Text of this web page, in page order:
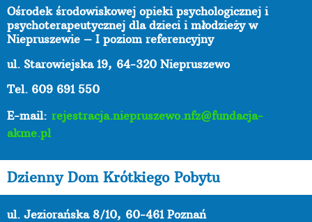
Ośrodek środowiskowej opieki psychologicznej i
psychoterapeutycznej dla dzieci i młodzieży w
Niepruszewie – I poziom referencyjny
ul. Starowiejska 19, 64-320 Niepruszewo
Tel. 609 691 550
E-mail: rejestracja.niepruszewo.nfz@fundacja-
akme.pl
Dzienny Dom Krótkiego Pobytu
ul. Jeziorańska 8/10, 60-461 Poznań